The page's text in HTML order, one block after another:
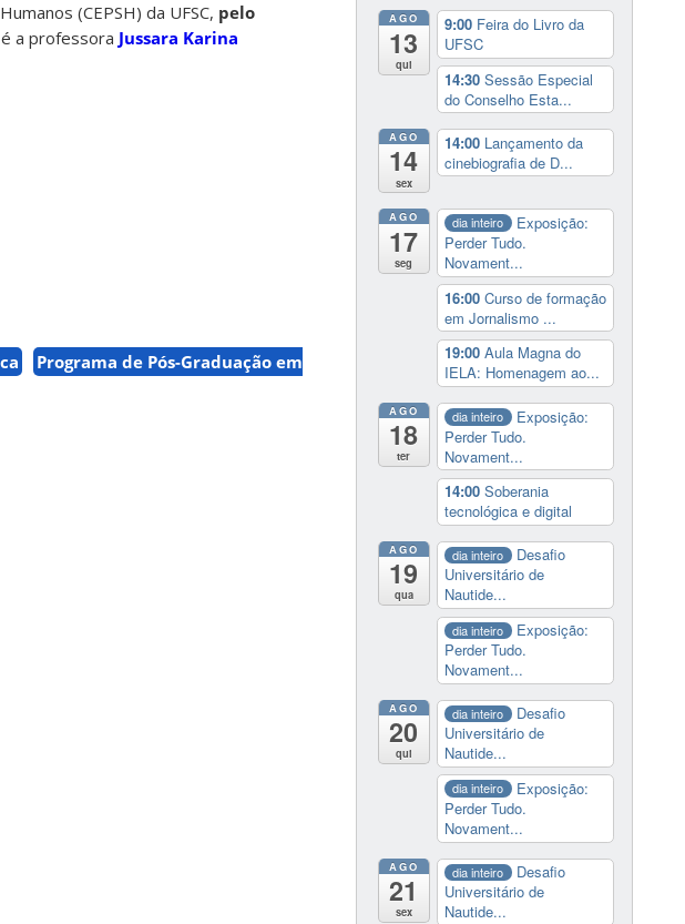
(CEPSH) da UFSC, pelo
a professora Jussara Karina
Programa de Pós-Graduação em
AGO
13
qui
9:00 Feira do Livro da
UFSC
14:30 Sessão Especial
do Conselho Esta...
AGO
14
sex
14:00 Lançamento da
cinebiografia de D...
AGO
17
seg
dia inteiro
Exposição:
Perder Tudo.
Novament...
16:00 Curso de formação
em Jornalismo ...
19:00 Aula Magna do
IELA: Homenagem ao...
AGO
18
ter
dia inteiro
Exposição:
Perder Tudo.
Novament...
14:00 Soberania
tecnológica e digital
AGO
19
qua
dia inteiro
Desafio
Universitário de
Nautide...
dia inteiro
Exposição:
Perder Tudo.
Novament...
AGO
20
qui
dia inteiro
Desafio
Universitário de
Nautide...
dia inteiro
Exposição:
Perder Tudo.
Novament...
AGO
21
sex
dia inteiro
Desafio
Universitário de
Nautide...